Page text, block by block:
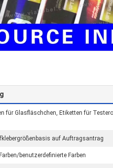
für Glasfläschchen, Etiketten für
auf Auftragsantrag
benutzerdefinierte Farben